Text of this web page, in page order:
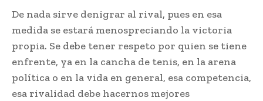
De nada sirve denigrar al rival, pues en esa
medida se estará menospreciando la victoria
propia. Se debe tener respeto por quien se tiene
enfrente, ya en la cancha de tenis, en la arena
política o en la vida en general, esa competencia,
esa rivalidad debe hacernos mejores